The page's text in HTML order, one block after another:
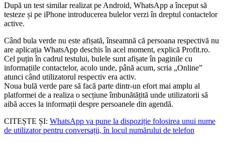
După un test similar realizat pe Android, WhatsApp a început să
testeze și pe iPhone introducerea bulelor verzi în dreptul contactelor
active.
Când bula verde nu este afișată, înseamnă că persoana respectivă nu
are aplicația WhatsApp deschis în acel moment, explică Profit.ro.
Cel puțin în cadrul testului, bulele sunt afișate în paginile cu
informațiile contactelor, acolo unde, până acum, scria „Online”
atunci când utilizatorul respectiv era activ.
Noua bulă verde pare să facă parte dintr-un efort mai amplu al
platformei de a realiza o secțiune îmbunătățită unde utilizatorii să
aibă acces la informații despre persoanele din agendă.
CITEȘTE ȘI: WhatsApp va pune la dispoziție folosirea unui nume
de utilizator pentru conversații, în locul numărului de telefon